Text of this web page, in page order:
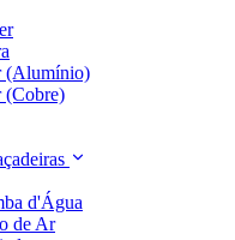
(Alumínio)
(Cobre)
d'Água
de Ar